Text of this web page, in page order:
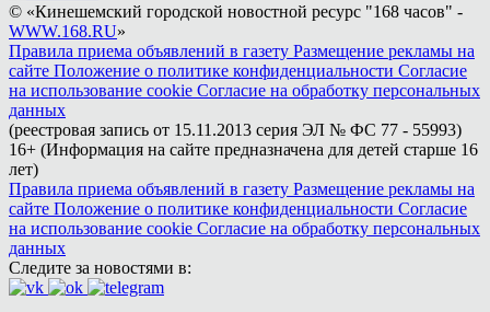
© «Кинешемский городской новостной ресурс "168 часов" -
WWW.168.RU»
Правила приема объявлений в газету Размещение рекламы на
сайте Положение о политике конфиденциальности Согласие
на использование cookie Согласие на обработку персональных
данных
(реестровая запись от 15.11.2013 серия ЭЛ № ФС 77 - 55993)
16+ (Информация на сайте предназначена для детей старше 16
лет)
Правила приема объявлений в газету Размещение рекламы на
сайте Положение о политике конфиденциальности Согласие
на использование cookie Согласие на обработку персональных
данных
Следите за новостями в: